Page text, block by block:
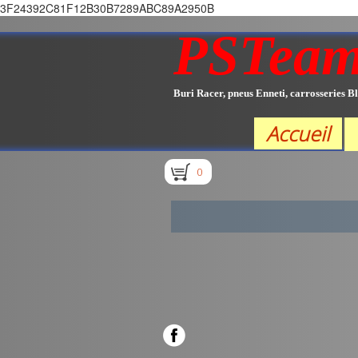
3F24392C81F12B30B7289ABC89A2950B
Buri Racer, pneus Enneti, carrosseries
Accueil
0